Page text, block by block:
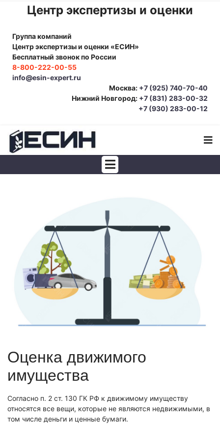
Центр экспертизы и оценки
Группа компаний
Центр экспертизы и оценки «ЕСИН»
Бесплатный звонок по России
8-800-222-00-55
info@esin-expert.ru
Москва: +7 (925) 740-70-40
Нижний Новгород: +7 (831) 283-00-32
+7 (930) 283-00-12
Экономическая экспертиза
Автотехническая экспертиза
Экспертиза электробытовой техники
Экспертиза по технике безопасности
Техническая экспертиза документов
Электротехническая экспертиза
Лингвистическая экспертиза
Автороведческая экспертиза
Компьютерно-техническая экспертиза
Экспертиза игрового оборудования
Оценка движимого
имущества
Согласно п. 2 ст. 130 ГК РФ к движимому имуществу
относятся все вещи, которые не являются недвижимыми, в
том числе деньги и ценные бумаги.